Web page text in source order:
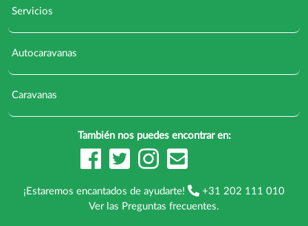
Servicios
Autocaravanas
Caravanas
También nos puedes encontrar en:
¡Estaremos encantados de ayudarte!
+31 202 111 010
Ver las Preguntas frecuentes.